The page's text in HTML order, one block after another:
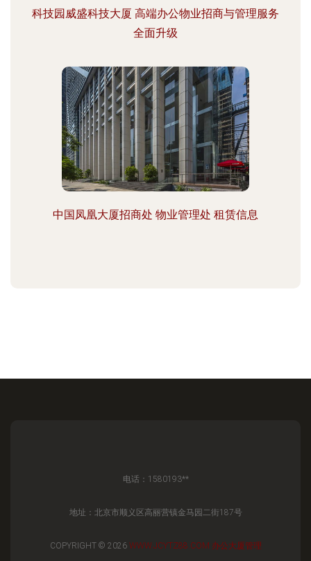
科技园威盛科技大厦 高端办公物业招商与管理服务
全面升级
中国凤凰大厦招商处 物业管理处 租赁信息
电话：1580193**
地址：北京市顺义区高丽营镇金马园二街187号
COPYRIGHT © 2026 WWW.JCYTZ88.COM 办公大厦管理